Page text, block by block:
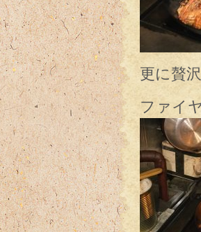
更に贅
ファイ